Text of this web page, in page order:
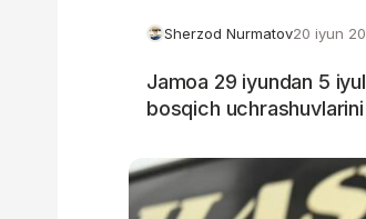
Sherzod Nurmatov20 iyun
Jamoa 29 iyundan 5
bosqich